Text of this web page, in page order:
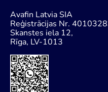
Avafin Latvia SIA
Reģistrācijas Nr.
Skanstes iela 12,
Rīga, LV-1013